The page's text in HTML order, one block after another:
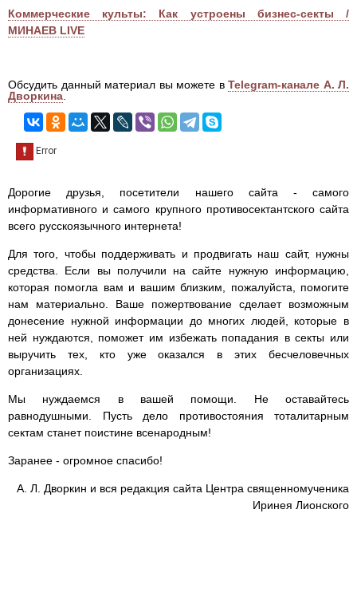
Коммерческие культы: Как устроены бизнес-секты /
МИНАЕВ LIVE
Обсудить данный материал вы можете в Telegram-канале А. Л.
Дворкина
Дорогие друзья, посетители нашего сайта - самого
информативного и самого крупного противосектантского сайта
всего русскоязычного интернета!
Для того, чтобы поддерживать и продвигать наш сайт, нужны
средства. Если вы получили на сайте нужную информацию,
которая помогла вам и вашим близким, пожалуйста, помогите
нам материально. Ваше пожертвование сделает возможным
донесение нужной информации до многих людей, которые в
ней нуждаются, поможет им избежать попадания в секты или
выручить тех, кто уже оказался в этих бесчеловечных
организациях.
Мы нуждаемся в вашей помощи. Не оставайтесь
равнодушными. Пусть дело противостояния тоталитарным
сектам станет поистине всенародным!
Заранее - огромное спасибо!
А. Л. Дворкин и вся редакция сайта Центра священномученика
Иринея Лионского